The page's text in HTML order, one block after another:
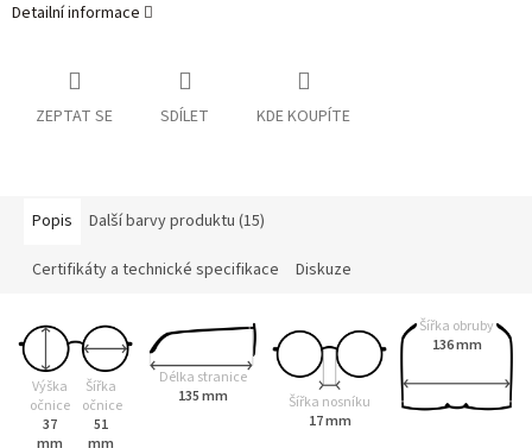
Detailní informace
ZEPTAT SE SDÍLET KDE KOUPÍTE
Popis Další barvy produktu (15)
Certifikáty a technické specifikace Diskuze
Výška
očnice
37
Šířka
očnice
51
Délka stranice
135 mm
Šířka nosníku
17 mm
Šířka obruby
136 mm